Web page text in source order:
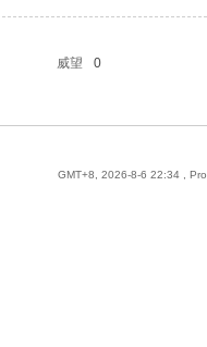
威望
0
GMT+8, 2026-8-6 22:34 ,